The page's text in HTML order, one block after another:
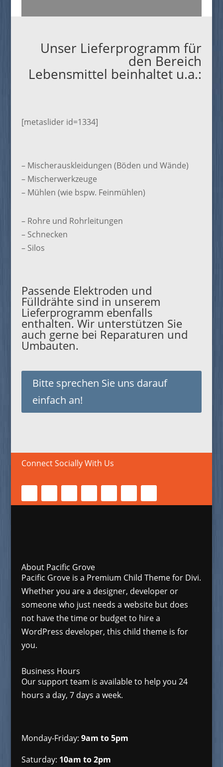
Unser Lieferprogramm für
den Bereich
Lebensmittel beinhaltet u.a.:
[metaslider id=1334]
– Mischerauskleidungen (Böden und Wände)
– Mischerwerkzeuge
– Mühlen (wie bspw. Feinmühlen)
– Rohre und Rohrleitungen
– Schnecken
– Silos
Passende Elektroden und
Fülldrähte sind in unserem
Lieferprogramm ebenfalls
enthalten. Wir unterstützen Sie
auch gerne bei Reparaturen und
Umbauten.
Bitte sprechen Sie uns darauf
einfach an!
Connect Socially With Us
About Pacific Grove
Pacific Grove is a Premium Child Theme for Divi.
Whether you are a designer, developer or
someone who just needs a website but does
not have the time or budget to hire a
WordPress developer, this child theme is for
you.
Business Hours
Our support team is available to help you 24
hours a day, 7 days a week.
Monday-Friday: 9am to 5pm
Saturday: 10am to 2pm